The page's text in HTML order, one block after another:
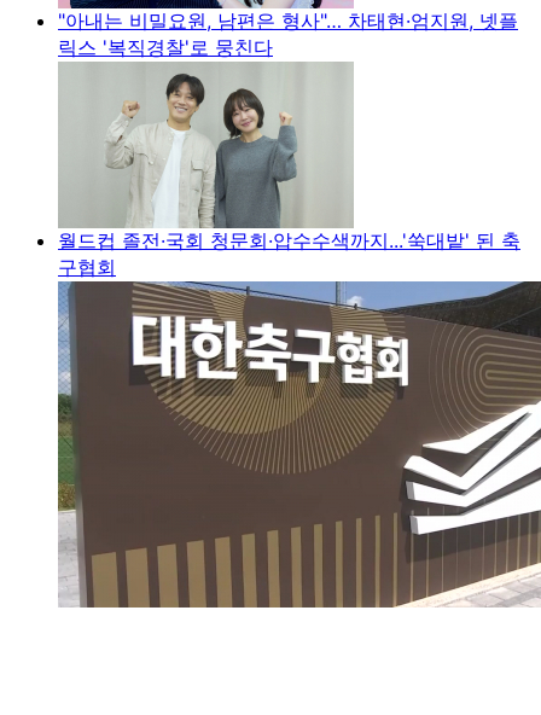
"아내는 비밀요원, 남편은 형사"… 차태현·엄지원, 넷플
릭스 '복직경찰'로 뭉친다
월드컵 졸전·국회 청문회·압수수색까지...'쑥대밭' 된 축
구협회